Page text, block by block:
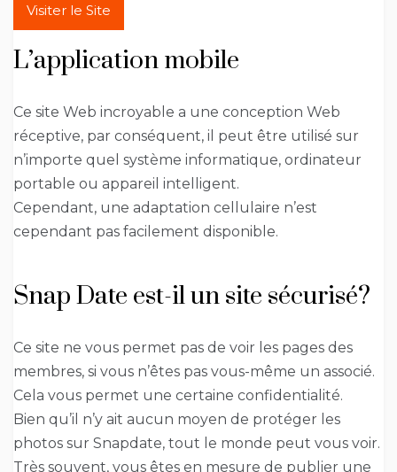
Visiter le Site
L’application mobile
Ce site Web incroyable a une conception Web
réceptive, par conséquent, il peut être utilisé sur
n’importe quel système informatique, ordinateur
portable ou appareil intelligent.
Cependant, une adaptation cellulaire n’est
cependant pas facilement disponible.
Snap Date est-il un site sécurisé?
Ce site ne vous permet pas de voir les pages des
membres, si vous n’êtes pas vous-même un associé.
Cela vous permet une certaine confidentialité.
Bien qu’il n’y ait aucun moyen de protéger les
photos sur Snapdate, tout le monde peut vous voir.
Très souvent, vous êtes en mesure de publier une